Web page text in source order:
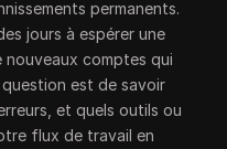
permanents.
jours à espérer une
comptes qui
est de savoir
et quels outils ou
flux de travail en